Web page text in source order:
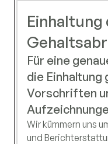
Einhaltung
Für eine
die
Vorschriften
Wir kümmern uns
und